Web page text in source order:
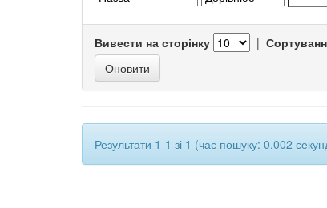
Вивести на сторінку |
Результати 1-1 зі 1 (час пошуку: 0.002